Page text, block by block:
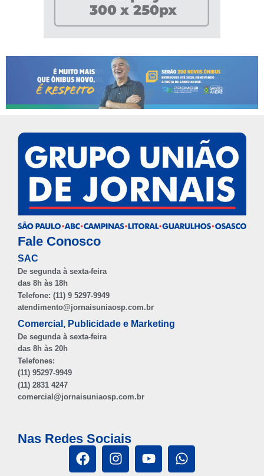
Fale Conosco
SAC
De segunda à sexta-feira
das 8h às 18h
Telefone: (11) 9 5297-9949
atendimento@jornaisuniaosp.com.br
Comercial, Publicidade e Marketing
De segunda à sexta-feira
das 8h às 20h
Telefones:
(11) 95297-9949
(11) 2831 4247
comercial@jornaisuniaosp.com.br
Nas Redes Sociais